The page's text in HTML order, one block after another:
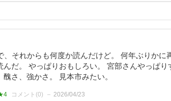
、それからも何度か読んだけど。 何年ぶりかに
んだ。 やっぱりおもしろい。 宮部さんやっぱり
さ、強かさ。 見本市みたい。
コメント(0) 2026/04/23